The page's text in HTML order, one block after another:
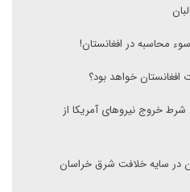
محاسبه در افغانستان!
افغانستان خواهد بود؟
خروج نیروهای آمریکا از
در سایه خلافت شرق خراسان